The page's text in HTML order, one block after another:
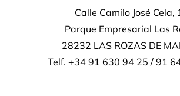
Calle Camilo José Cela,
Parque Empresarial Las
28232 LAS ROZAS DE
Telf. +34 91 630 94 25 / 91